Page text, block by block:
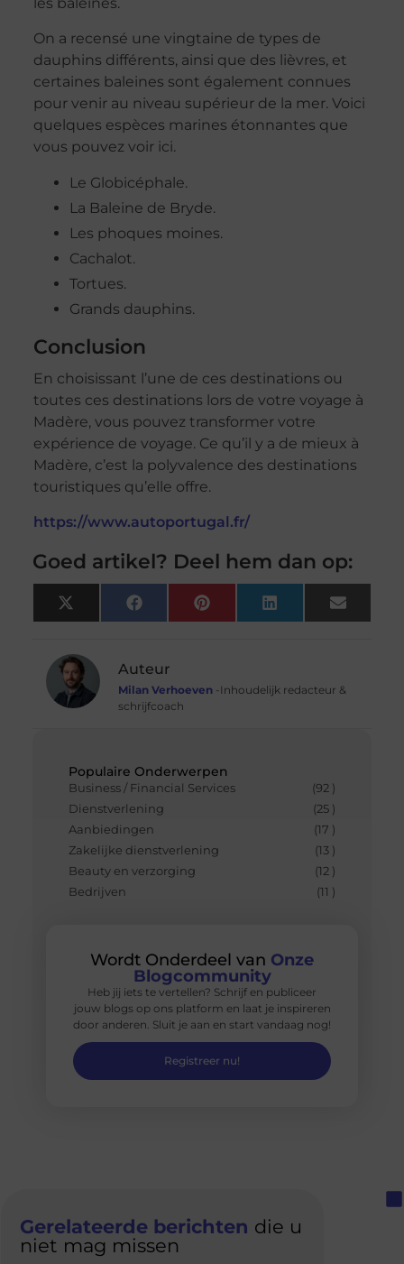
Populaire Onderwerpen
Business / Financial Services
(92 )
Dienstverlening
(25 )
Aanbiedingen
(17 )
Zakelijke dienstverlening
(13 )
Beauty en verzorging
(12 )
Bedrijven
(11 )
Wordt Onderdeel van Onze
Blogcommunity
Heb jij iets te vertellen? Schrijf en publiceer
jouw blogs op ons platform en laat je inspireren
door anderen. Sluit je aan en start vandaag nog!
Registreer nu!
les baleines.
On a recensé une vingtaine de types de
dauphins différents, ainsi que des lièvres, et
certaines baleines sont également connues
pour venir au niveau supérieur de la mer. Voici
quelques espèces marines étonnantes que
vous pouvez voir ici.
Le Globicéphale.
La Baleine de Bryde.
Les phoques moines.
Cachalot.
Tortues.
Grands dauphins.
Conclusion
En choisissant l’une de ces destinations ou
toutes ces destinations lors de votre voyage à
Madère, vous pouvez transformer votre
expérience de voyage. Ce qu’il y a de mieux à
Madère, c’est la polyvalence des destinations
touristiques qu’elle offre.
https://www.autoportugal.fr/
Goed artikel? Deel hem dan op:
X
(Twitter)
FacebookPinterest LinkedIn Email
Auteur
Milan Verhoeven-Inhoudelijk redacteur &
schrijfcoach
Gerelateerde berichten die u
niet mag missen